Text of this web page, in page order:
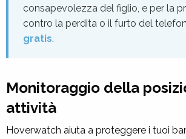
consapevolezza del figlio, e per la
contro la perdita o il furto del
gratis.
Monitoraggio della
attività
Hoverwatch aiuta a proteggere i tuoi